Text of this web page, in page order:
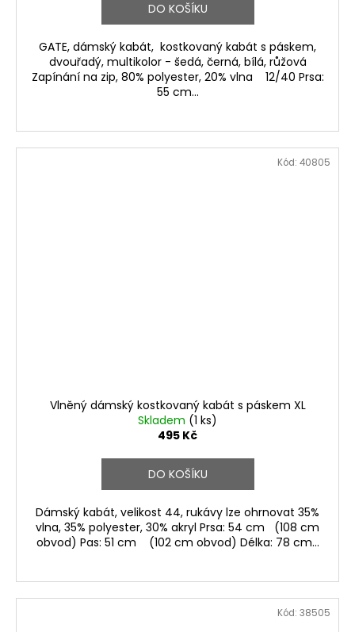
DO KOŠÍKU
GATE, dámský kabát, kostkovaný kabát s páskem,
dvouřadý, multikolor - šedá, černá, bílá, růžová
Zapínání na zip, 80% polyester, 20% vlna 12/40 Prsa:
55 cm...
Vlněný dámský kostkovaný kabát s páskem XL
Skladem (1 ks)
495 Kč
DO KOŠÍKU
Dámský kabát, velikost 44, rukávy lze ohrnovat 35%
vlna, 35% polyester, 30% akryl Prsa: 54 cm (108 cm
obvod) Pas: 51 cm (102 cm obvod) Délka: 78 cm...
Kód: 40805
Kód: 38505